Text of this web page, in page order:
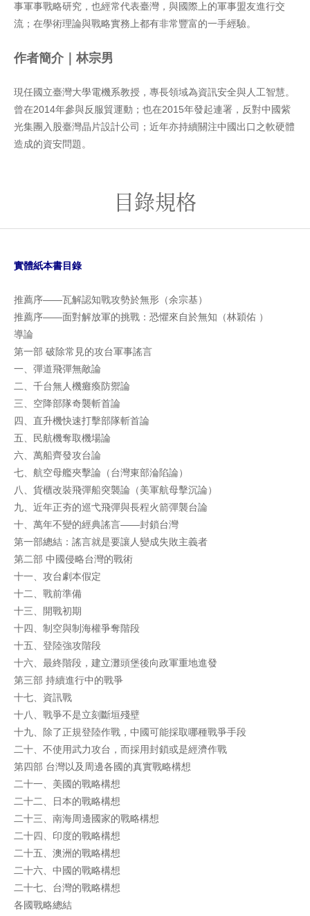
事軍事戰略研究，也經常代表臺灣，與國際上的軍事盟友進行交
流；在學術理論與戰略實務上都有非常豐富的一手經驗。
作者簡介｜林宗男
現任國立臺灣大學電機系教授，專長領域為資訊安全與人工智慧。
曾在2014年參與反服貿運動；也在2015年發起連署，反對中國紫
光集團入股臺灣晶片設計公司；近年亦持續關注中國出口之軟硬體
造成的資安問題。
目錄規格
實體紙本書目錄
推薦序——瓦解認知戰攻勢於無形（余宗基）
推薦序——面對解放軍的挑戰：恐懼來自於無知（林穎佑 ）
導論
第一部 破除常見的攻台軍事謠言
一、彈道飛彈無敵論
二、千台無人機癱瘓防禦論
三、空降部隊奇襲斬首論
四、直升機快速打擊部隊斬首論
五、民航機奪取機場論
六、萬船齊發攻台論
七、航空母艦夾擊論（台灣東部淪陷論）
八、貨櫃改裝飛彈船突襲論（美軍航母擊沉論）
九、近年正夯的巡弋飛彈與長程火箭彈襲台論
十、萬年不變的經典謠言——封鎖台灣
第一部總結：謠言就是要讓人變成失敗主義者
第二部 中國侵略台灣的戰術
十一、攻台劇本假定
十二、戰前準備
十三、開戰初期
十四、制空與制海權爭奪階段
十五、登陸強攻階段
十六、最終階段，建立灘頭堡後向政軍重地進發
第三部 持續進行中的戰爭
十七、資訊戰
十八、戰爭不是立刻斷垣殘壁
十九、除了正規登陸作戰，中國可能採取哪種戰爭手段
二十、不使用武力攻台，而採用封鎖或是經濟作戰
第四部 台灣以及周邊各國的真實戰略構想
二十一、美國的戰略構想
二十二、日本的戰略構想
二十三、南海周邊國家的戰略構想
二十四、印度的戰略構想
二十五、澳洲的戰略構想
二十六、中國的戰略構想
二十七、台灣的戰略構想
各國戰略總結